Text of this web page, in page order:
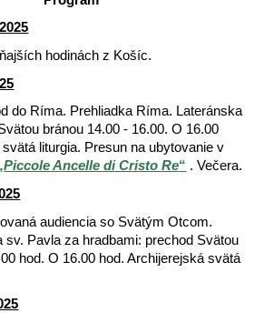
hodinách z Košíc.
do Ríma. Prehliadka Ríma. Lateránska
bránou 14.00 - 16.00. O 16.00
liturgia. Presun na ubytovanie v
Piccole Ancelle di Cristo Re“ . Večera.
audiencia so Svätým Otcom.
sv. Pavla za hradbami: prechod Svätou
hod. O 16.00 hod. Archijerejská svätá